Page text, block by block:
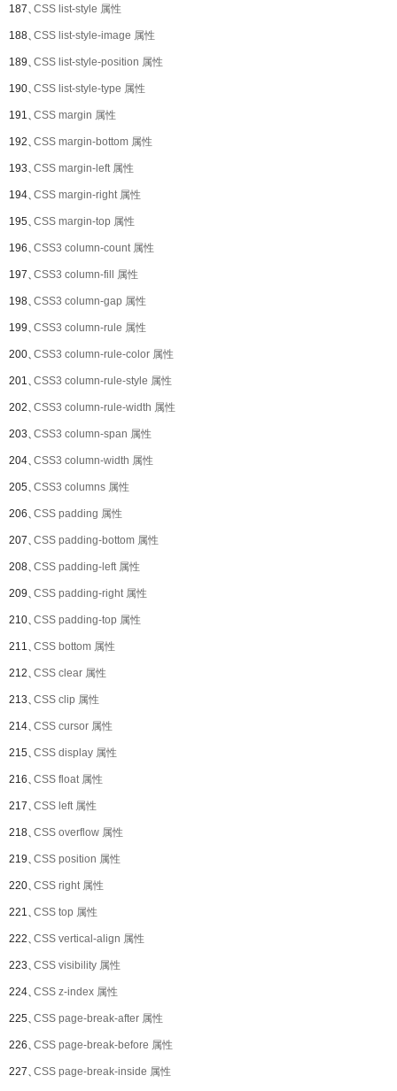
187、CSS list-style 属性
188、CSS list-style-image 属性
189、CSS list-style-position 属性
190、CSS list-style-type 属性
191、CSS margin 属性
192、CSS margin-bottom 属性
193、CSS margin-left 属性
194、CSS margin-right 属性
195、CSS margin-top 属性
196、CSS3 column-count 属性
197、CSS3 column-fill 属性
198、CSS3 column-gap 属性
199、CSS3 column-rule 属性
200、CSS3 column-rule-color 属性
201、CSS3 column-rule-style 属性
202、CSS3 column-rule-width 属性
203、CSS3 column-span 属性
204、CSS3 column-width 属性
205、CSS3 columns 属性
206、CSS padding 属性
207、CSS padding-bottom 属性
208、CSS padding-left 属性
209、CSS padding-right 属性
210、CSS padding-top 属性
211、CSS bottom 属性
212、CSS clear 属性
213、CSS clip 属性
214、CSS cursor 属性
215、CSS display 属性
216、CSS float 属性
217、CSS left 属性
218、CSS overflow 属性
219、CSS position 属性
220、CSS right 属性
221、CSS top 属性
222、CSS vertical-align 属性
223、CSS visibility 属性
224、CSS z-index 属性
225、CSS page-break-after 属性
226、CSS page-break-before 属性
227、CSS page-break-inside 属性